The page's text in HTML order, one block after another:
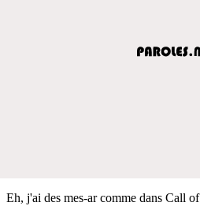
Eh, j'ai des mes-ar comme dans Call of